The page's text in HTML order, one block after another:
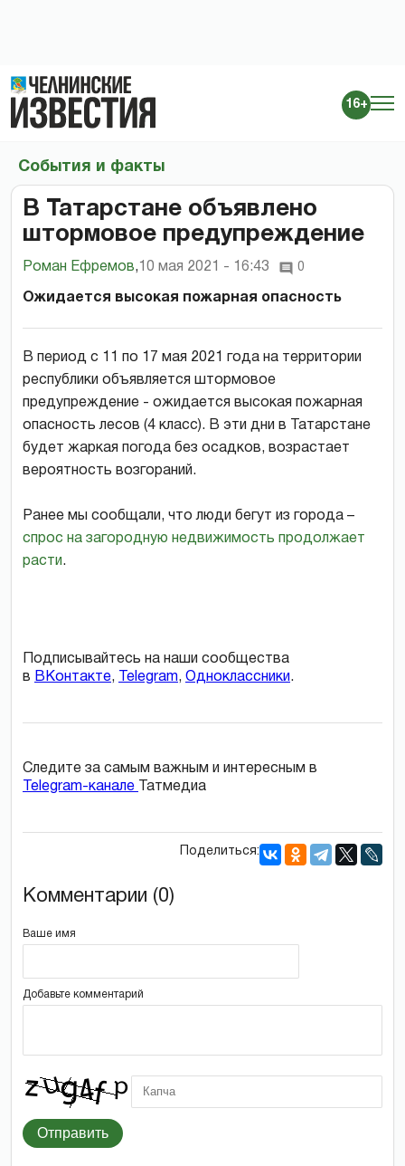
16+
События и факты
В Татарстане объявлено
штормовое предупреждение
Роман Ефремов, 10 мая 2021 - 16:43 0
Ожидается высокая пожарная опасность
В период с 11 по 17 мая 2021 года на территории
республики объявляется штормовое
предупреждение - ожидается высокая пожарная
опасность лесов (4 класс). В эти дни в Татарстане
будет жаркая погода без осадков, возрастает
вероятность возгораний.
Ранее мы сообщали, что люди бегут из города –
спрос на загородную недвижимость продолжает
расти.
Подписывайтесь на наши сообщества
в ВКонтакте, Telegram, Одноклассники.
Следите за самым важным и интересным в
Telegram-канале
Татмедиа
Поделиться:
Комментарии (0)
Ваше имя
Добавьте комментарий
Отправить